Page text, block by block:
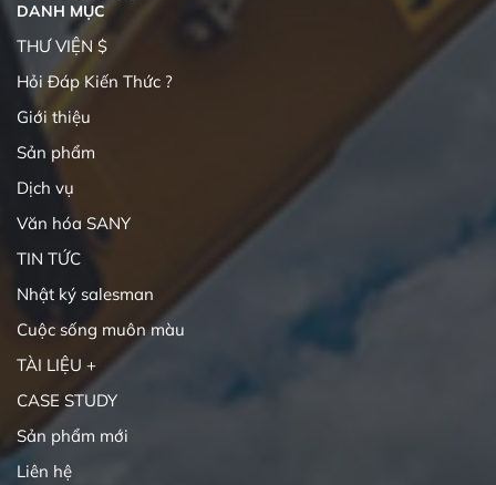
DANH MỤC
THƯ VIỆN $
Hỏi Đáp Kiến Thức ?
Giới thiệu
Sản phẩm
Dịch vụ
Văn hóa SANY
TIN TỨC
Nhật ký salesman
Cuộc sống muôn màu
TÀI LIỆU +
CASE STUDY
Sản phẩm mới
Liên hệ